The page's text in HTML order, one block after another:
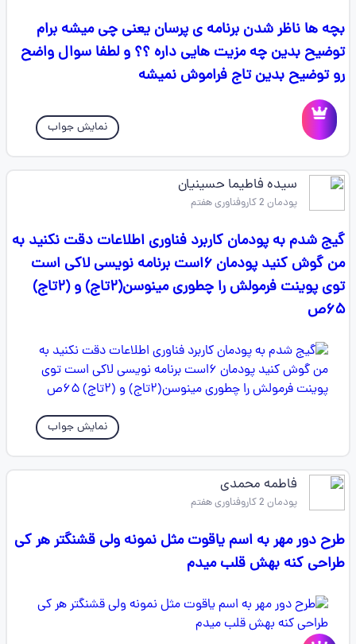
بچه ها ناظر شدن برنامه ی پرسان یعنی چی میشه برام
توضیح بدین چه مزیت هایی داره ؟؟ و لطفا سوال واضح
رو توضیح بدین تاج فراموش نمیشه
نمایش جواب
سیده فاطیما حسینیان
پودمان 2 کاروفناوری هفتم
گیج شدم به پودمان کاربرد فناوری اطلاعات دقت نکنید به
من گوش کنید پودمان ۶است برنامه نویسی لاکی است
توی پوینت فرمولش را چطوری مینوسن(۲تاج) و (۲تاج)
۶۵ص
نمایش جواب
فاطمه محمدی
پودمان 2 کاروفناوری هفتم
طرح دور مهر به اسم یاقوت مثل نمونه ولی قشنگتر هر کی
طراحی کنه بهش قلب میدم